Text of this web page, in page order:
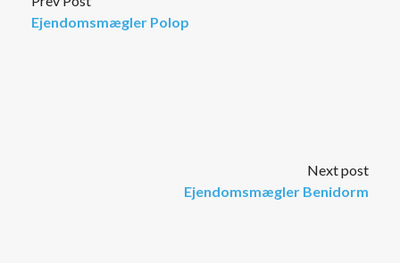
Ejendomsmægler Polop
Next post
Ejendomsmægler Benidorm